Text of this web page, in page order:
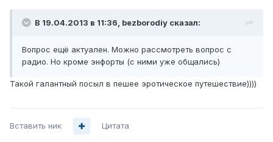
В 19.04.2013 в 11:36, bezborodiy сказал:
Вопрос ещё актуален. Можно рассмотреть вопрос с
радио. Но кроме энфорты (с ними уже общались)
Такой галантный посыл в пешее эротическое путешествие))))
Вставить ник Цитата